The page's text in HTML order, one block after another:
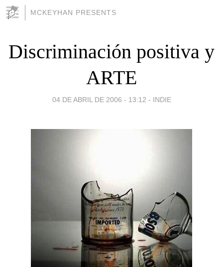
MCKEYHAN PRESENTS
Discriminación positiva y
ARTE
04 DE ABRIL DE 2006 - 13:12 - INDIE